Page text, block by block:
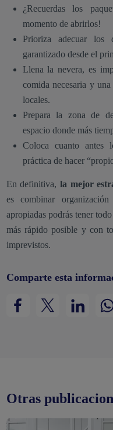
¿Recuerdas los
momento de abrirlos!
Prioriza adecuar los
garantizado desde el
Llena la nevera, es
comida necesaria y
locales.
Prepara la zona de
espacio donde más
Coloca cuanto antes
práctica de hacer
En definitiva, la mejor
es combinar
apropiadas podrás tener
más rápido posible y con
imprevistos.
Comparte esta
Otras